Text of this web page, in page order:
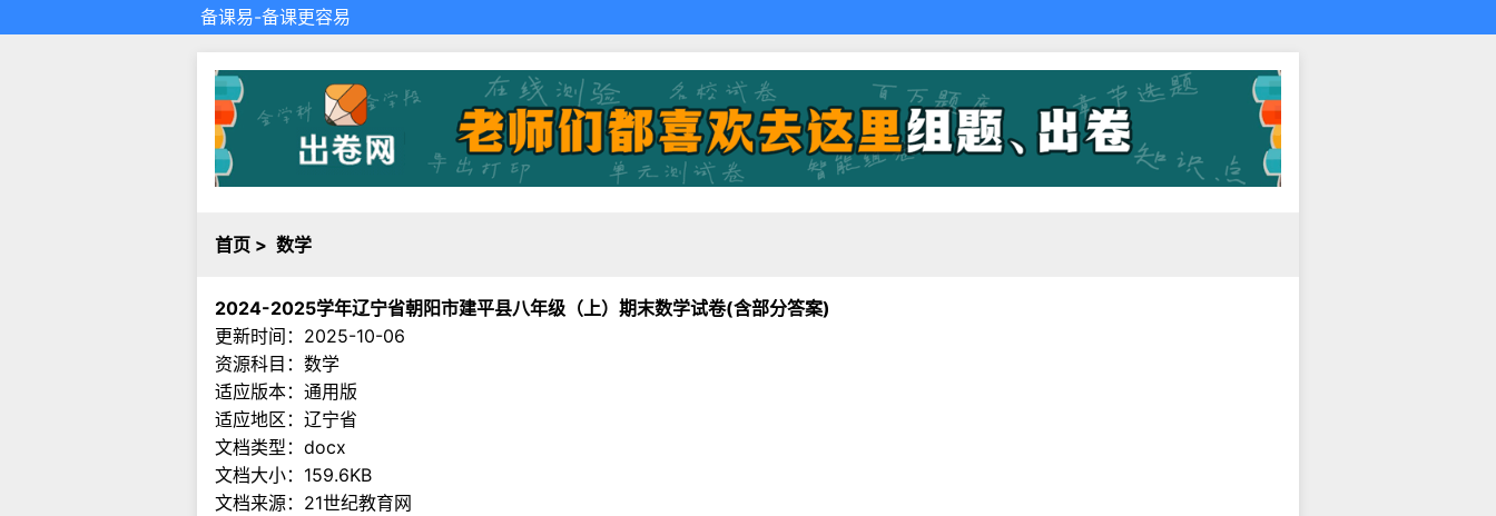
备课易-备课更容易
首页 > 数学
2024-2025学年辽宁省朝阳市建平县八年级（上）期末数学试卷(含部分答案)
更新时间：2025-10-06
资源科目：数学
适应版本：通用版
适应地区：辽宁省
文档类型：docx
文档大小：159.6KB
文档来源： 21世纪教育网